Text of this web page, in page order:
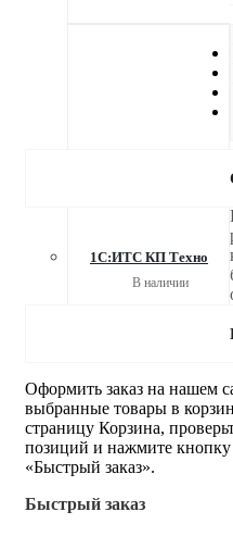
1С:ИТС КП Техно
В наличии
Оформить заказ на нашем
выбранные товары в
страницу Корзина,
позиций и нажмите
«Быстрый заказ».
Быстрый заказ